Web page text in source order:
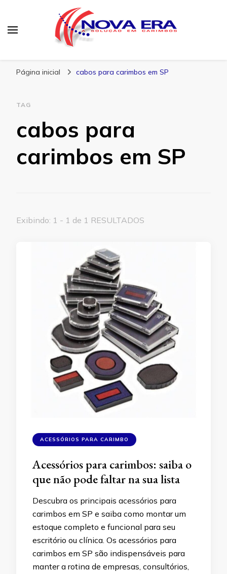
Página inicial cabos para carimbos em SP
TAG
cabos para
carimbos em SP
Exibindo: 1 - 1 de 1 RESULTADOS
ACESSÓRIOS PARA CARIMBO
Acessórios para carimbos: saiba o
que não pode faltar na sua lista
Descubra os principais acessórios para
carimbos em SP e saiba como montar um
estoque completo e funcional para seu
escritório ou clínica. Os acessórios para
carimbos em SP são indispensáveis para
manter a rotina de empresas, consultórios,